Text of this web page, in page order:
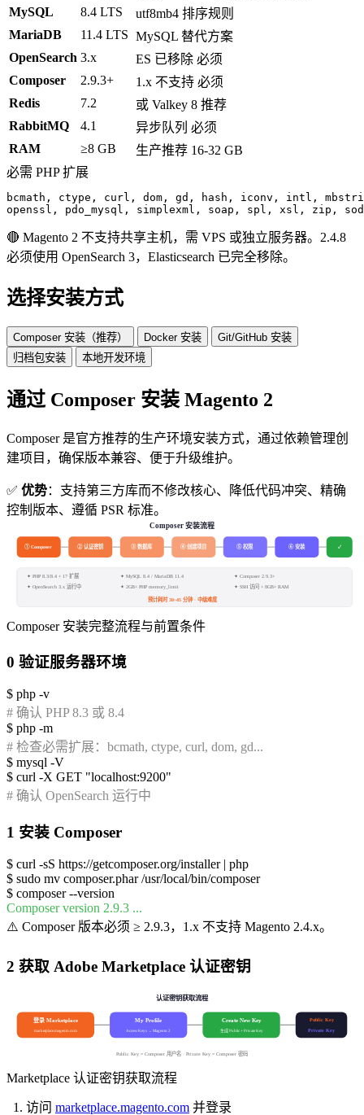
MySQL
8.4 LTS
utf8mb4 排序规则
MariaDB
11.4 LTS MySQL 替代方案
OpenSearch 3.x ES 已移除 必须
Composer
2.9.3+ 1.x 不支持 必须
Redis
7.2 或 Valkey 8 推荐
RabbitMQ
4.1 异步队列 必须
RAM
≥8 GB
生产推荐 16-32 GB
必需 PHP 扩展
bcmath, ctype, curl, dom, gd, hash, iconv, intl,
openssl, pdo_mysql, simplexml, soap, spl, xsl, zip,
🔴 Magento 2 不支持共享主机，需 VPS 或独立服务器。2.4.8
必须使用 OpenSearch 3，Elasticsearch 已完全移除。
选择安装方式
Composer 安装（推荐） Docker 安装
Git/GitHub 安装
归档包安装
本地开发环境
通过 Composer 安装 Magento 2
Composer 是官方推荐的生产环境安装方式，通过依赖管理创
建项目，确保版本兼容、便于升级维护。
✅ 优势：支持第三方库而不修改核心、降低代码冲突、精确
控制版本、遵循 PSR 标准。
Composer 安装流程
① Composer ② 认证密钥 ③ 数据库 ④ 创建项目 ⑤ 权限 ⑥ 安装 ✓
✦ PHP 8.3/8.4 + 17 扩展 ✦ MySQL 8.4 / MariaDB 11.4 ✦ Composer 2.9.3+
✦ OpenSearch 3.x 运行中 ✦ 2GB+ PHP memory_limit ✦ SSH 访问 + 8GB+ RAM
预计耗时 30~45 分钟 · 中级难度
Composer 安装完整流程与前置条件
0 验证服务器环境
$ php -v
# 确认 PHP 8.3 或 8.4
$ php -m
# 检查必需扩展：bcmath, ctype, curl, dom, gd...
$ mysql -V
$ curl -X GET "localhost:9200"
# 确认 OpenSearch 运行中
1 安装 Composer
$ curl -sS https://getcomposer.org/installer | php
$ sudo mv composer.phar /usr/local/bin/composer
$ composer --version
Composer version 2.9.3 ...
⚠️ Composer 版本必须 ≥ 2.9.3，1.x 不支持 Magento 2.4.x。
2 获取 Adobe Marketplace 认证密钥
认证密钥获取流程
登录 Marketplace
marketplace.magento.com
My Profile
Access Keys → Magento 2
Create New Key
生成 Public + Private Key
Public Key
Private Key
Public Key = Composer 用户名 · Private Key = Composer 密码
Marketplace 认证密钥获取流程
访问 marketplace.magento.com 并登录